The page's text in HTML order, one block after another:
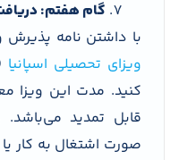
گام هفتم:
با داشتن نامه پذیرش
ویزای تحصیلی اسپانیا
کنید. مدت این ویزا
قابل تمدید
صورت اشتغال به کار